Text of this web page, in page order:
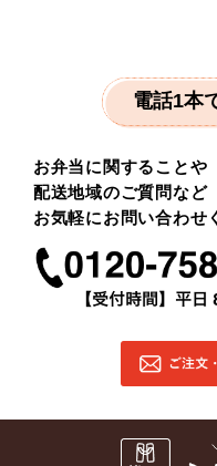
電話1本
お弁当に関することや
配送地域のご質問など
お気軽にお問い合わせ